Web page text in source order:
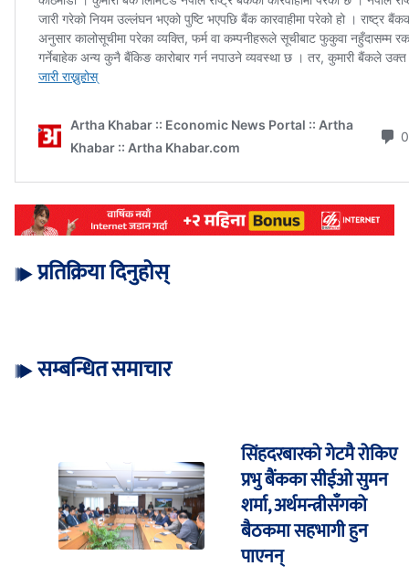
प्रतिक्रिया दिनुहोस्
सम्बन्धित समाचार
सिंहदरबारको गेटमै रोकिए
प्रभु बैंकका सीईओ सुमन
शर्मा, अर्थमन्त्रीसँगको
बैठकमा सहभागी हुन
पाएनन्